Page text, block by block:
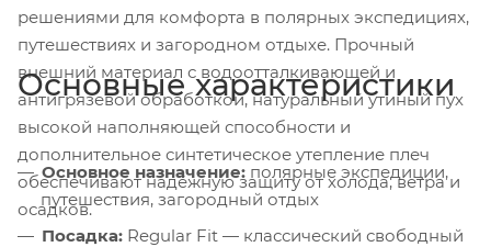
решениями для комфорта в полярных экспедициях,
путешествиях и загородном отдыхе. Прочный
внешний материал с водоотталкивающей и
антигрязевой обработкой, натуральный утиный пух
высокой наполняющей способности и
дополнительное синтетическое утепление плеч
обеспечивают надёжную защиту от холода, ветра и
осадков.
Основные характеристики
Основное назначение: полярные экспедиции,
путешествия, загородный отдых
Посадка: Regular Fit — классический свободный